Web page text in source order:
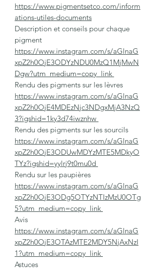
https://www.pigmentsetco.com/inform
ations-utiles-documents
Description et conseils pour chaque
pigment
https://www.instagram.com/s/aGlnaG
xpZ2h0OjE3ODYzNDU0MzQ1MjMwN
Dgw?utm_medium=copy_link
Rendu des pigments sur les lèvres
https://www.instagram.com/s/aGlnaG
xpZ2h0OjE4MDEzNjc3NDgxMjA3NzQ
3?igshid=1ky3d74iwznhw
Rendu des pigments sur les sourcils
https://www.instagram.com/s/aGlnaG
xpZ2h0OjE3ODUwMDYzMTE5MDkyO
TYz?igshid=yylrj9t0mu0d
Rendu sur les paupières
https://www.instagram.com/s/aGlnaG
xpZ2h0OjE3ODg5OTYzNTIzMzU0OTg
5?utm_medium=copy_link
Avis
https://www.instagram.com/s/aGlnaG
xpZ2h0OjE3OTAzMTE2MDY5NjAxNzI
1?utm_medium=copy_link
Astuces